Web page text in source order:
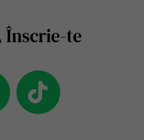
Înscrie-te